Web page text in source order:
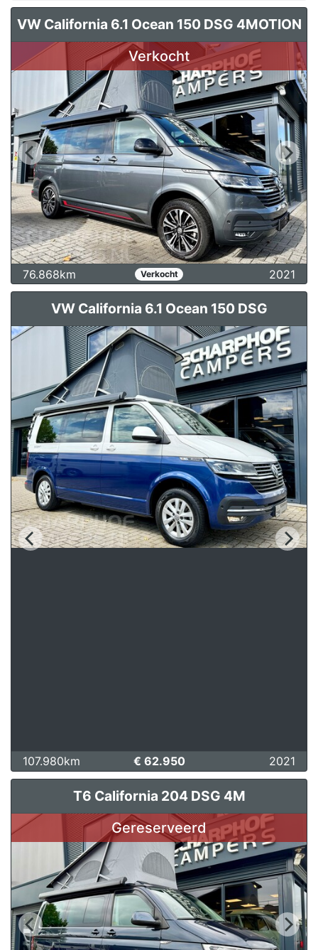
VW California 6.1 Ocean 150 DSG 4MOTION
Verkocht
76.868km Verkocht 2021
VW California 6.1 Ocean 150 DSG
107.980km € 62.950 2021
T6 California 204 DSG 4M
Gereserveerd